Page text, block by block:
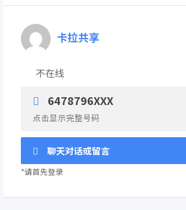
卡拉共享
不在线
6478796XXX
点击显示完整号码
聊天对话或留言
*请首先登录